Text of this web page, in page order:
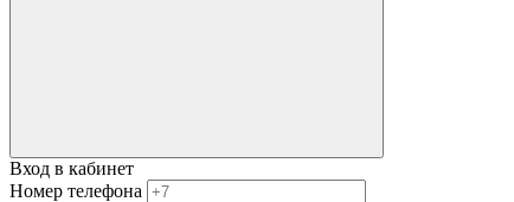
Вход в кабинет
Номер телефона